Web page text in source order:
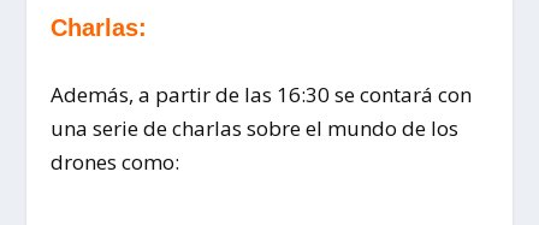
Charlas:
Además, a partir de las 16:30 se contará con
una serie de charlas sobre el mundo de los
drones como: